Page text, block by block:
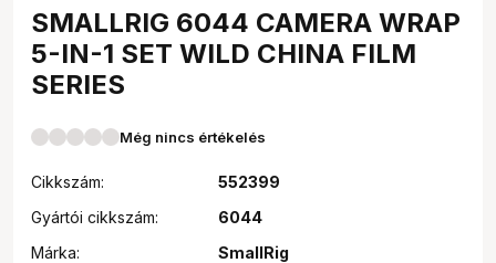
SMALLRIG 6044 CAMERA WRAP
5-IN-1 SET WILD CHINA FILM
SERIES
Még nincs értékelés
Cikkszám:
552399
Gyártói cikkszám:
6044
Márka:
SmallRig